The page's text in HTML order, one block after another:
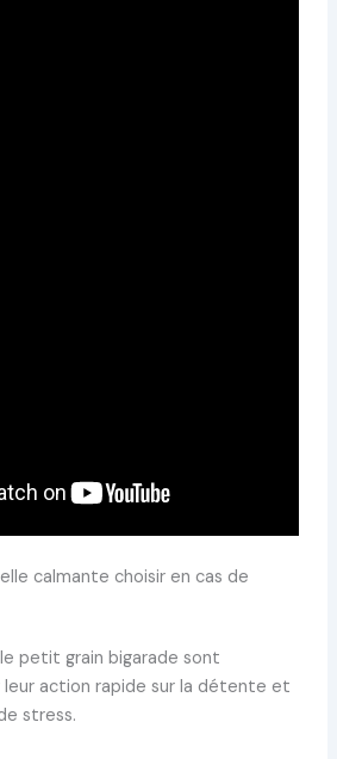
calmante choisir en cas de
petit grain bigarade sont
action rapide sur la détente et
stress.